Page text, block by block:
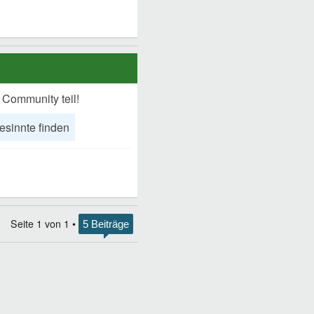
teil!
finden
Seite 1 von 1 • 5 Beiträge